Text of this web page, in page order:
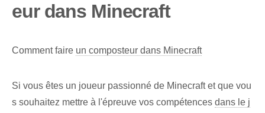
eur dans Minecraft
Comment faire un composteur dans Minecraft
Si vous êtes un joueur passionné de Minecraft et que vou
s souhaitez mettre à l'épreuve vos compétences dans le j